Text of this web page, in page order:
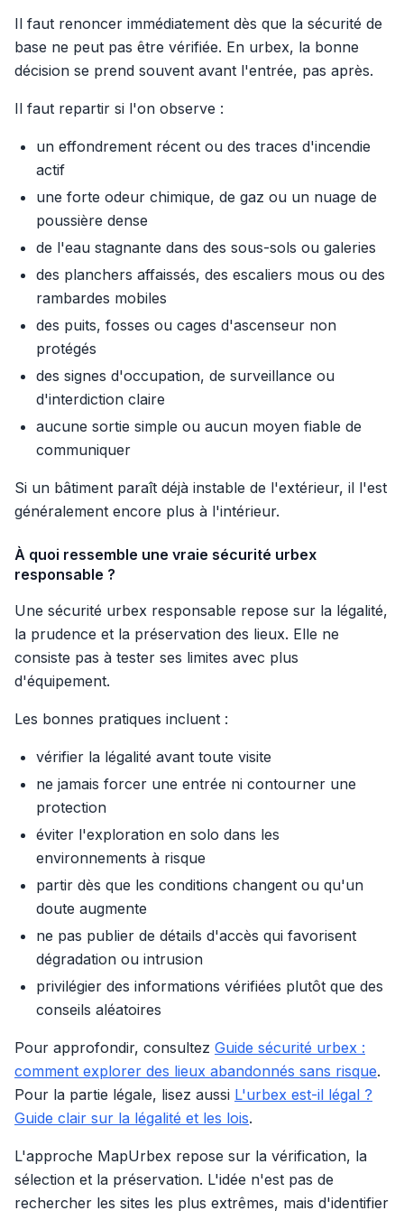
Il faut renoncer immédiatement dès que la sécurité de
base ne peut pas être vérifiée. En urbex, la bonne
décision se prend souvent avant l'entrée, pas après.
Il faut repartir si l'on observe :
un effondrement récent ou des traces d'incendie
actif
une forte odeur chimique, de gaz ou un nuage de
poussière dense
de l'eau stagnante dans des sous-sols ou galeries
des planchers affaissés, des escaliers mous ou des
rambardes mobiles
des puits, fosses ou cages d'ascenseur non
protégés
des signes d'occupation, de surveillance ou
d'interdiction claire
aucune sortie simple ou aucun moyen fiable de
communiquer
Si un bâtiment paraît déjà instable de l'extérieur, il l'est
généralement encore plus à l'intérieur.
À quoi ressemble une vraie sécurité urbex
responsable ?
Une sécurité urbex responsable repose sur la légalité,
la prudence et la préservation des lieux. Elle ne
consiste pas à tester ses limites avec plus
d'équipement.
Les bonnes pratiques incluent :
vérifier la légalité avant toute visite
ne jamais forcer une entrée ni contourner une
protection
éviter l'exploration en solo dans les
environnements à risque
partir dès que les conditions changent ou qu'un
doute augmente
ne pas publier de détails d'accès qui favorisent
dégradation ou intrusion
privilégier des informations vérifiées plutôt que des
conseils aléatoires
Pour approfondir, consultez Guide sécurité urbex :
comment explorer des lieux abandonnés sans risque.
Pour la partie légale, lisez aussi L'urbex est-il légal ?
Guide clair sur la légalité et les lois.
L'approche MapUrbex repose sur la vérification, la
sélection et la préservation. L'idée n'est pas de
rechercher les sites les plus extrêmes, mais d'identifier